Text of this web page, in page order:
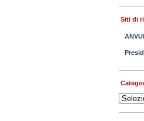
Siti di
Notizie